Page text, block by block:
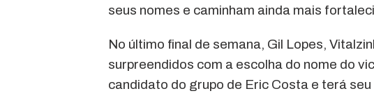
seus nomes e caminham ainda mais
No último final de semana, Gil Lopes,
surpreendidos com a escolha do nome do
candidato do grupo de Eric Costa e terá